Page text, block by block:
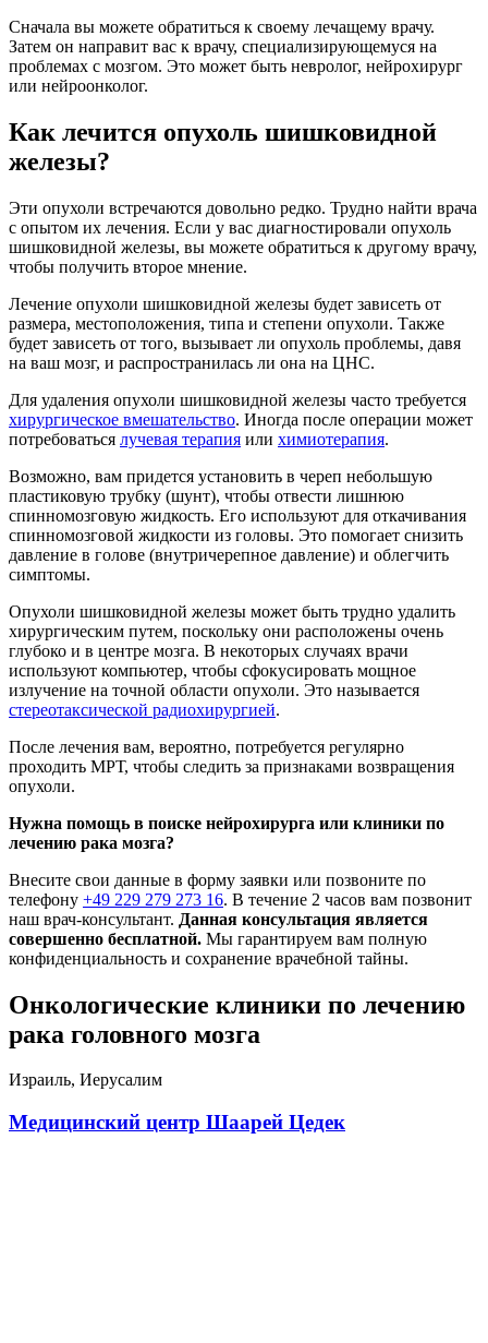
Сначала вы можете обратиться к своему лечащему врачу.
Затем он направит вас к врачу, специализирующемуся на
проблемах с мозгом. Это может быть невролог, нейрохирург
или нейроонколог.
Как лечится опухоль шишковидной
железы?
Эти опухоли встречаются довольно редко. Трудно найти врача
с опытом их лечения. Если у вас диагностировали опухоль
шишковидной железы, вы можете обратиться к другому врачу,
чтобы получить второе мнение.
Лечение опухоли шишковидной железы будет зависеть от
размера, местоположения, типа и степени опухоли. Также
будет зависеть от того, вызывает ли опухоль проблемы, давя
на ваш мозг, и распространилась ли она на ЦНС.
Для удаления опухоли шишковидной железы часто требуется
хирургическое вмешательство. Иногда после операции может
потребоваться лучевая терапия или химиотерапия.
Возможно, вам придется установить в череп небольшую
пластиковую трубку (шунт), чтобы отвести лишнюю
спинномозговую жидкость. Его используют для откачивания
спинномозговой жидкости из головы. Это помогает снизить
давление в голове (внутричерепное давление) и облегчить
симптомы.
Опухоли шишковидной железы может быть трудно удалить
хирургическим путем, поскольку они расположены очень
глубоко и в центре мозга. В некоторых случаях врачи
используют компьютер, чтобы сфокусировать мощное
излучение на точной области опухоли. Это называется
стереотаксической радиохирургией.
После лечения вам, вероятно, потребуется регулярно
проходить МРТ, чтобы следить за признаками возвращения
опухоли.
Нужна помощь в поиске нейрохирурга или клиники по
лечению рака мозга?
Внесите свои данные в форму заявки или позвоните по
телефону +49 229 279 273 16. В течение 2 часов вам позвонит
наш врач-консультант. Данная консультация является
совершенно бесплатной. Мы гарантируем вам полную
конфиденциальность и сохранение врачебной тайны.
Онкологические клиники по лечению
рака головного мозга
Израиль, Иерусалим
Медицинский центр Шаарей Цедек